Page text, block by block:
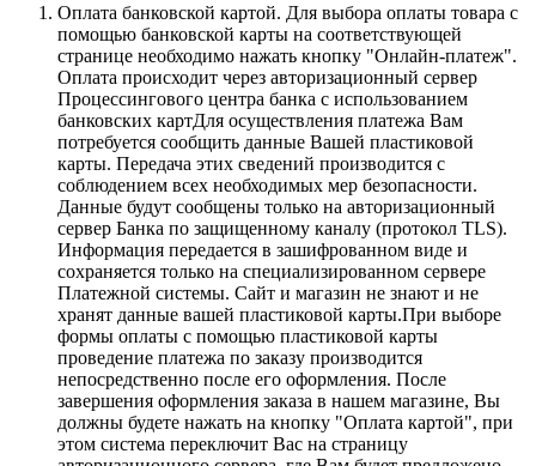
Оплата банковской картой. Для выбора оплаты товара с
помощью банковской карты на соответствующей
странице необходимо нажать кнопку "Онлайн-платеж".
Оплата происходит через авторизационный сервер
Процессингового центра банка с использованием
банковских картДля осуществления платежа Вам
потребуется сообщить данные Вашей пластиковой
карты. Передача этих сведений производится с
соблюдением всех необходимых мер безопасности.
Данные будут сообщены только на авторизационный
сервер Банка по защищенному каналу (протокол TLS).
Информация передается в зашифрованном виде и
сохраняется только на специализированном сервере
Платежной системы. Сайт и магазин не знают и не
хранят данные вашей пластиковой карты.При выборе
формы оплаты с помощью пластиковой карты
проведение платежа по заказу производится
непосредственно после его оформления. После
завершения оформления заказа в нашем магазине, Вы
должны будете нажать на кнопку "Оплата картой", при
этом система переключит Вас на страницу